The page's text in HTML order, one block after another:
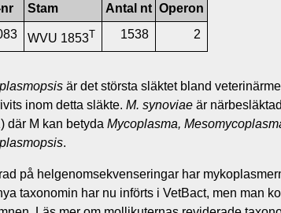
Stam Antal nt Operon
WVU 1853T 1538 2
är det största släktet bland
inom detta släkte. M. synoviae är
där M kan betyda Mycoplasma,
.
på helgenomsekvenseringar har
taxonomin har nu införts i VetBact, men man